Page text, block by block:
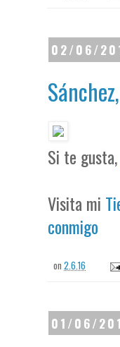
02/06/
Si te gusta,
Visita mi
conmigo
on2.6.16
01/06/